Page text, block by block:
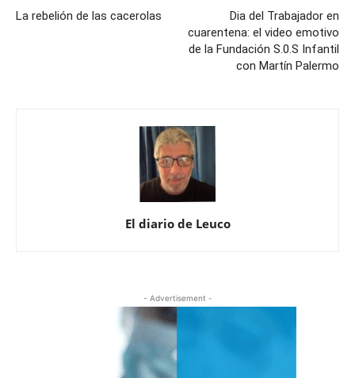
La rebelión de las cacerolas
Dia del Trabajador en
cuarentena: el video emotivo
de la Fundación S.0.S Infantil
con Martín Palermo
El diario de Leuco
- Advertisement -